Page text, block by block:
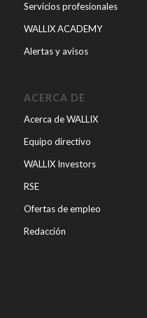
Servicios profesionales
WALLIX ACADEMY
Alertas y avisos
ACERCA DE
Acerca de WALLIX
Equipo directivo
WALLIX Investors
RSE
Ofertas de empleo
Redacción